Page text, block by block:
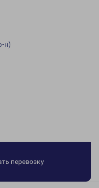
н)
перевозку